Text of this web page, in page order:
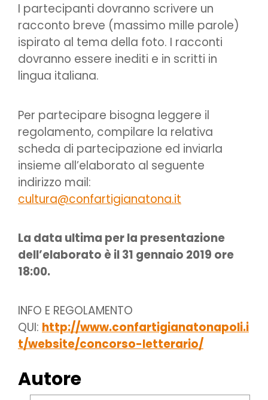
I partecipanti dovranno scrivere un
racconto breve (massimo mille parole)
ispirato al tema della foto. I racconti
dovranno essere inediti e in scritti in
lingua italiana.
Per partecipare bisogna leggere il
regolamento, compilare la relativa
scheda di partecipazione ed inviarla
insieme all’elaborato al seguente
indirizzo mail:
cultura@confartigianatona.it
La data ultima per la presentazione
dell’elaborato è il 31 gennaio 2019 ore
18:00.
INFO E REGOLAMENTO
QUI: http://www.confartigianatonapoli.i
t/website/concorso-letterario/
Autore